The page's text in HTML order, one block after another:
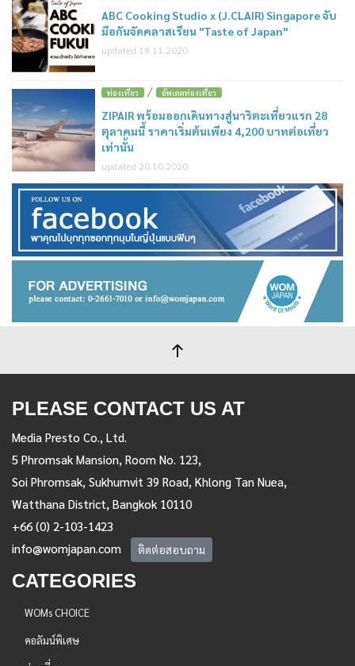
ABC Cooking Studio x (J.CLAIR) Singapore จับ
มือกันจัดคลาสเรียน "Taste of Japan"
updated 19.11.2020
ท่องเที่ยว / อัพเดตท่องเที่ยว
ZIPAIR พร้อมออกเดินทางสู่นาริตะเที่ยวแรก 28
ตุลาคมนี้ ราคาเริ่มต้นเพียง 4,200 บาทต่อเที่ยว
เท่านั้น
updated 20.10.2020
PLEASE CONTACT US AT
Media Presto Co., Ltd.
5 Phromsak Mansion, Room No. 123,
Soi Phromsak, Sukhumvit 39 Road, Khlong Tan Nuea,
Watthana District, Bangkok 10110
+66 (0) 2-103-1423
info@womjapan.com
ติดต่อสอบถาม
CATEGORIES
WOMs CHOICE
คอลัมน์พิเศษ